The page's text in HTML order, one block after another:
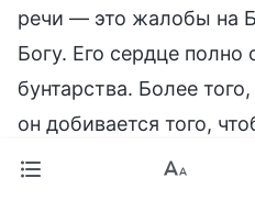
речи — это жалобы на
Богу. Его сердце полно
бунтарства. Более
он добивается того,
поняли его и